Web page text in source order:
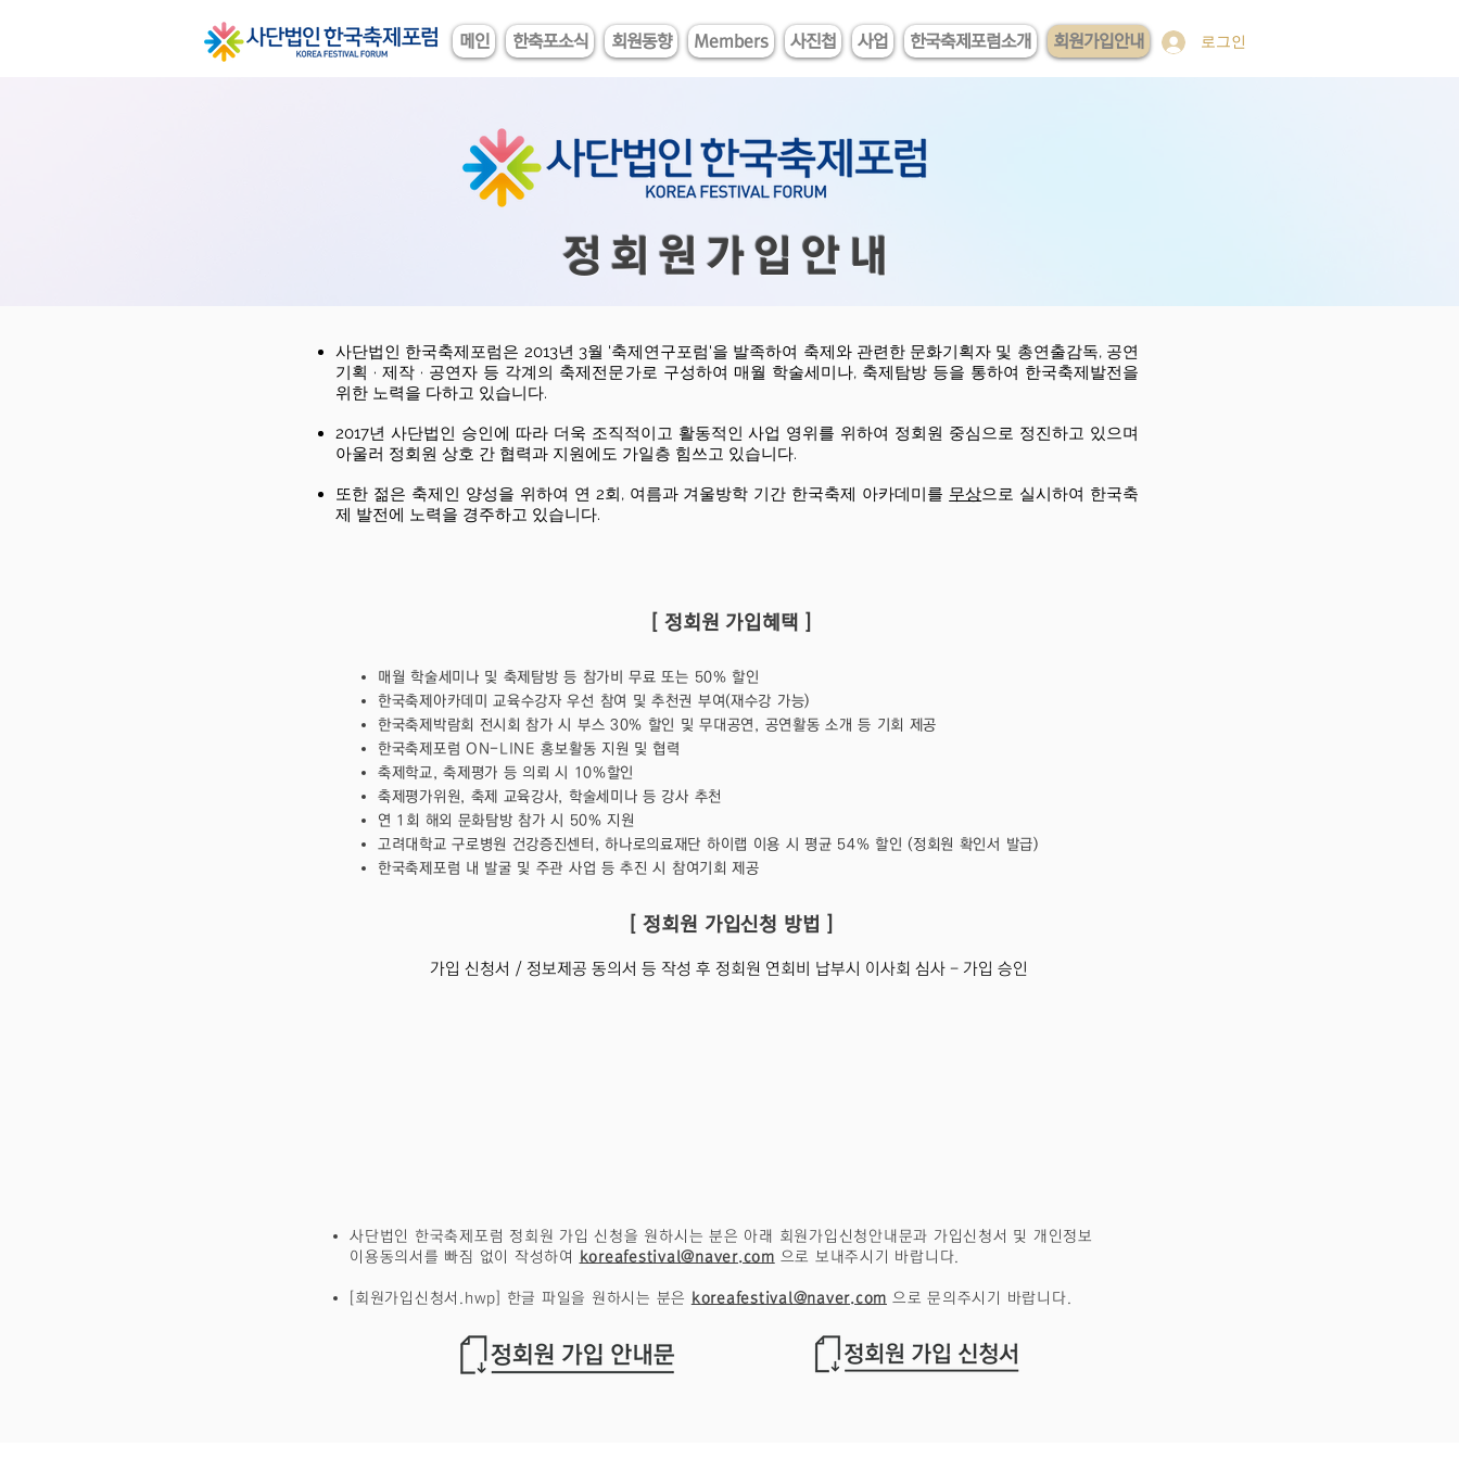
메인 한축포소식 회원동향 Members 사진첩 사업 한국축제포럼소개 회원가입안내 로그인
정회원가입안내
사단법인 한국축제포럼은 2013년 3월 '축제연구포럼'을 발족하여 축제와 관련한 문화기획자 및 총연출감독, 공연
기획 · 제작 · 공연자 등 각계의 축제전문가로 구성하여 매월 학술세미나, 축제탐방 등을 통하여 한국축제발전을
위한 노력을 다하고 있습니다.
2017년 사단법인 승인에 따라 더욱 조직적이고 활동적인 사업 영위를 위하여 정회원 중심으로 정진하고 있으며
아울러 정회원 상호 간 협력과 지원에도 가일층 힘쓰고 있습니다.
또한 젊은 축제인 양성을 위하여 연 2회, 여름과 겨울방학 기간 한국축제 아카데미를 무상으로 실시하여 한국축
제 발전에 노력을 경주하고 있습니다.
[ 정회원 가입혜택 ]
매월 학술세미나 및 축제탐방 등 참가비 무료 또는 50% 할인
한국축제아카데미 교육수강자 우선 참여 및 추천권 부여(재수강 가능)
한국축제박람회 전시회 참가 시 부스 30% 할인 및 무대공연, 공연활동 소개 등 기회 제공
한국축제포럼 ON-LINE 홍보활동 지원 및 협력
축제학교, 축제평가 등 의뢰 시 10%할인
축제평가위원, 축제 교육강사, 학술세미나 등 강사 추천
연 1회 해외 문화탐방 참가 시 50% 지원
고려대학교 구로병원 건강증진센터, 하나로의료재단 하이랩 이용 시 평균 54% 할인 (정회원 확인서 발급)
​한국축제포럼 내 발굴 및 주관 사업 등 추진 시 참여기회 제공
[ 정회원 가입신청 방법 ]
가입 신청서 / 정보제공 동의서 등 작성 후 정회원 연회비 납부시 이사회 심사 - 가입 승인
사단법인 한국축제포럼 정회원 가입 신청을 원하시는 분은 아래 회원가입신청안내문과 가입신청서 및 개인정보
이용동의서를 빠짐 없이 작성하여 koreafestival@naver.com 으로 보내주시기 바랍니다.
[회원가입신청서.hwp] 한글 파일을 원하시는 분은 koreafestival@naver.com 으로 문의주시기 바랍니다.